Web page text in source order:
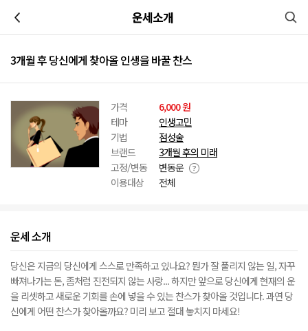
운세소개
3개월 후 당신에게 찾아올 인생을 바꿀 찬스
가격
6,000 원
테마
인생고민
기법
점성술
브랜드
3개월 후의 미래
고정/변동
변동운
이용대상
전체
운세 소개
당신은 지금의 당신에게 스스로 만족하고 있나요? 뭔가 잘 풀리지 않는 일, 자꾸
빠져나가는 돈, 좀처럼 진전되지 않는 사랑... 하지만 앞으로 당신에게 현재의 운
을 리셋하고 새로운 기회를 손에 넣을 수 있는 찬스가 찾아올 것입니다. 과연 당
신에게 어떤 찬스가 찾아올까요? 미리 보고 절대 놓치지 마세요!